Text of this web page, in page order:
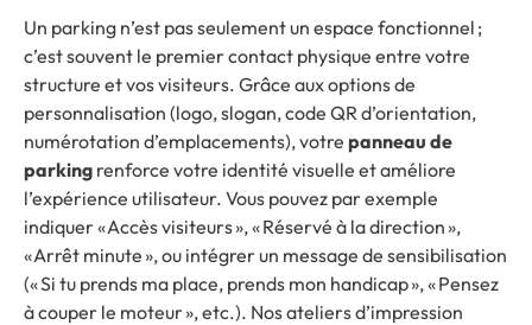
Un parking n’est pas seulement un espace fonctionnel ;
c’est souvent le premier contact physique entre votre
structure et vos visiteurs. Grâce aux options de
personnalisation (logo, slogan, code QR d’orientation,
numérotation d’emplacements), votre panneau de
parking renforce votre identité visuelle et améliore
l’expérience utilisateur. Vous pouvez par exemple
indiquer « Accès visiteurs », « Réservé à la direction »,
« Arrêt minute », ou intégrer un message de sensibilisation
(« Si tu prends ma place, prends mon handicap », « Pensez
à couper le moteur », etc.). Nos ateliers d’impression